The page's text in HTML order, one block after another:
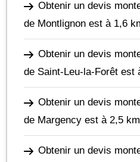
Obtenir un devis
de Montlignon est à 1,6
Obtenir un devis
de Saint-Leu-la-Forêt est
Obtenir un devis
de Margency est à 2,5 km
Obtenir un devis